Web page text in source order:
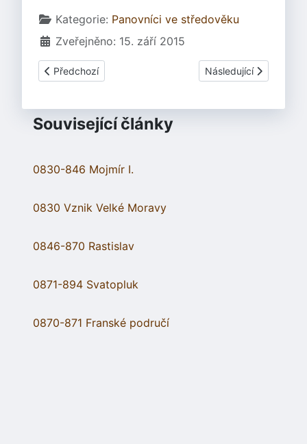
Základní údaje
Kategorie: Panovníci ve středověku
Zveřejněno: 15. září 2015
Předchozí článek: Bořivoj I.
Předchozí Další článek: Mojmír I.
Následující
Související články
0830-846 Mojmír I.
0830 Vznik Velké Moravy
0846-870 Rastislav
0871-894 Svatopluk
0870-871 Franské područí